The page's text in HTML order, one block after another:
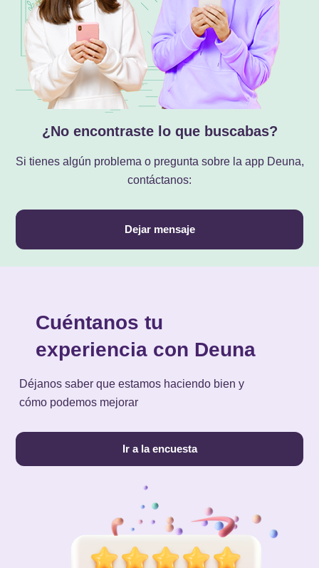
¿No encontraste lo que buscabas?
Si tienes algún problema o pregunta sobre la app Deuna,
contáctanos:
Dejar mensaje
Cuéntanos tu
experiencia con Deuna
Déjanos saber que estamos haciendo bien y
cómo podemos mejorar
Ir a la encuesta